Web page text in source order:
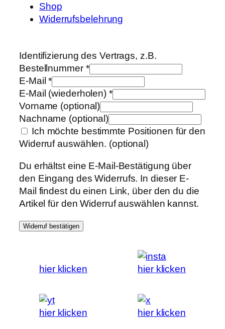
Shop
Widerrufsbelehrung
Identifizierung des Vertrags, z.B.
Bestellnummer *
E-Mail*
E-Mail (wiederholen) *
Vorname (optional)
Nachname (optional)
Ich möchte bestimmte Positionen für den
Widerruf auswählen. (optional)
Du erhältst eine E-Mail-Bestätigung über
den Eingang des Widerrufs. In dieser E-
Mail findest du einen Link, über den du die
Artikel für den Widerruf auswählen kannst.
Widerruf bestätigen
hier klicken hier klicken
hier klicken hier klicken